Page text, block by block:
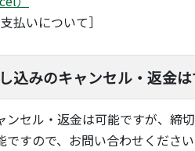
払いについて］
込みのキャンセル・返金
ンセル・返金は可能ですが、締
すので、お問い合わせください